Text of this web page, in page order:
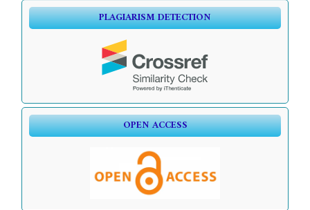
PLAGIARISM DETECTION
OPEN ACCESS